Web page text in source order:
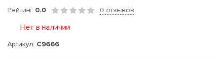
Рейтинг 0.0 0 отзывов
Нет в наличии
Артикул: C9666